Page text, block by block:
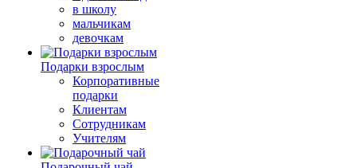
в школу
мальчикам
девочкам
Подарки взрослым
Корпоративные
подарки
Клиентам
Сотрудникам
Учителям